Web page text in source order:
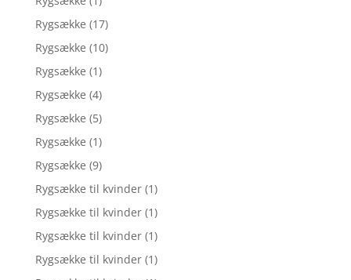
Rygsække (17)
Rygsække (10)
Rygsække (1)
Rygsække (4)
Rygsække (5)
Rygsække (1)
Rygsække (9)
Rygsække til kvinder (1)
Rygsække til kvinder (1)
Rygsække til kvinder (1)
Rygsække til kvinder (1)